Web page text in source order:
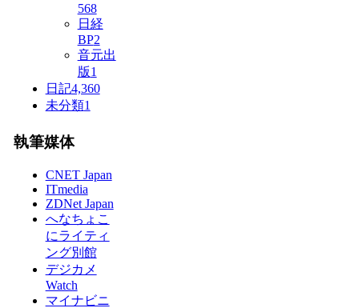
568
日経
BP2
音元出
版1
日記4,360
未分類1
執筆媒体
CNET Japan
ITmedia
ZDNet Japan
へなちょこ
にライティ
ング別館
デジカメ
Watch
マイナビニ